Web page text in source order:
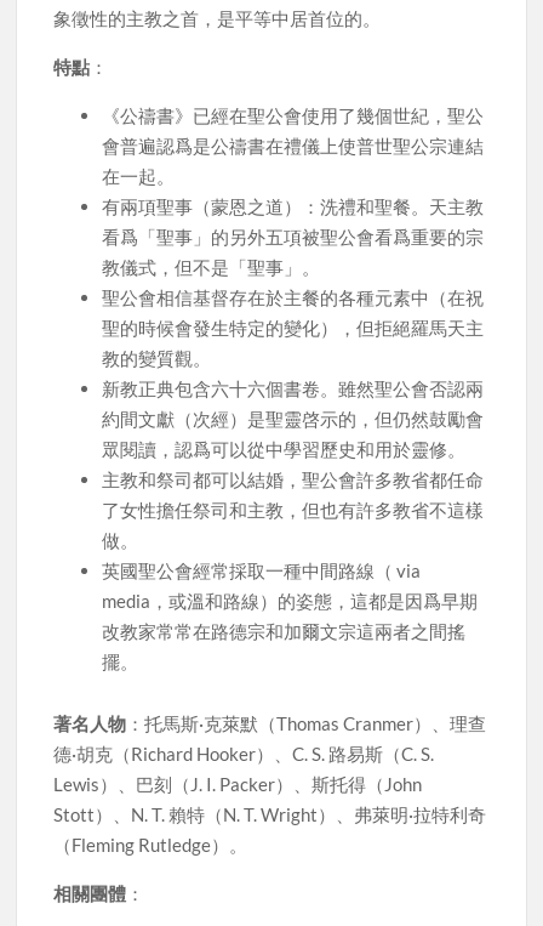
象徵性的主教之首，是平等中居首位的。
特點 ：
《公禱書》已經在聖公會使用了幾個世紀，聖公
會普遍認爲是公禱書在禮儀上使普世聖公宗連結
在一起。
有兩項聖事（蒙恩之道）：洗禮和聖餐。天主教
看爲「聖事」的另外五項被聖公會看爲重要的宗
教儀式，但不是「聖事」。
聖公會相信基督存在於主餐的各種元素中（在祝
聖的時候會發生特定的變化），但拒絕羅馬天主
教的變質觀。
新教正典包含六十六個書卷。雖然聖公會否認兩
約間文獻（次經）是聖靈啓示的，但仍然鼓勵會
眾閱讀，認爲可以從中學習歷史和用於靈修。
主教和祭司都可以結婚，聖公會許多教省都任命
了女性擔任祭司和主教，但也有許多教省不這樣
做。
英國聖公會經常採取一種中間路線（ via
media，或溫和路線）的姿態，這都是因爲早期
改教家常常在路德宗和加爾文宗這兩者之間搖
擺。
著名人物 ：托馬斯·克萊默（Thomas Cranmer）、理查
德·胡克（Richard Hooker）、C. S. 路易斯（C. S.
Lewis）、巴刻（J. I. Packer）、斯托得（John
Stott）、N. T. 賴特（N. T. Wright）、弗萊明·拉特利奇
（Fleming Rutledge）。
相關團體 ：